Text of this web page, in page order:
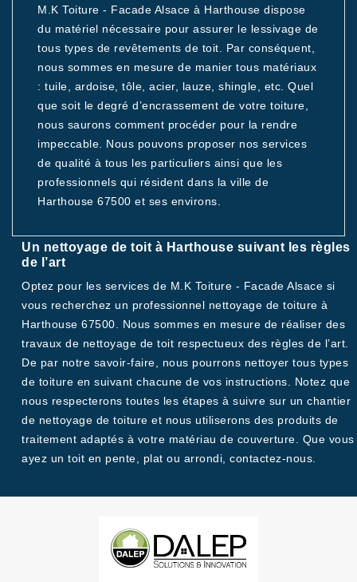
M.K Toiture - Facade Alsace à Harthouse dispose
du matériel nécessaire pour assurer le lessivage de
tous types de revêtements de toit. Par conséquent,
nous sommes en mesure de manier tous matériaux
: tuile, ardoise, tôle, acier, lauze, shingle, etc. Quel
que soit le degré d’encrassement de votre toiture,
nous saurons comment procéder pour la rendre
impeccable. Nous pouvons proposer nos services
de qualité à tous les particuliers ainsi que les
professionnels qui résident dans la ville de
Harthouse 67500 et ses environs.
Un nettoyage de toit à Harthouse suivant les règles
de l’art
Optez pour les services de M.K Toiture - Facade Alsace si
vous recherchez un professionnel nettoyage de toiture à
Harthouse 67500. Nous sommes en mesure de réaliser des
travaux de nettoyage de toit respectueux des règles de l’art.
De par notre savoir-faire, nous pourrons nettoyer tous types
de toiture en suivant chacune de vos instructions. Notez que
nous respecterons toutes les étapes à suivre sur un chantier
de nettoyage de toiture et nous utiliserons des produits de
traitement adaptés à votre matériau de couverture. Que vous
ayez un toit en pente, plat ou arrondi, contactez-nous.